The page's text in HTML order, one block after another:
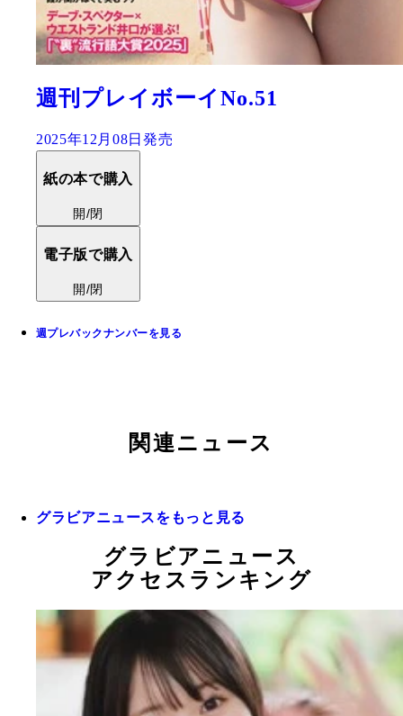
週刊プレイボーイNo.51
2025年12月08日発売
紙の本で購入
開/閉
電子版で購入
開/閉
週プレバックナンバーを見る
関連ニュース
グラビアニュースをもっと見る
グラビアニュース
アクセスランキング